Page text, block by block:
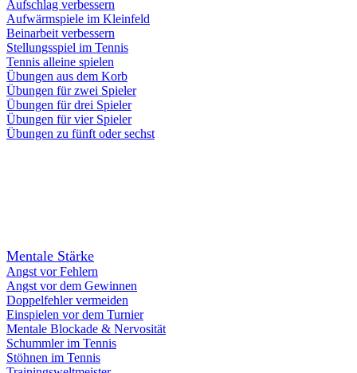
Aufschlag verbessern
Aufwärmspiele im Kleinfeld
Beinarbeit verbessern
Stellungsspiel im Tennis
Tennis alleine spielen
Übungen aus dem Korb
Übungen für zwei Spieler
Übungen für drei Spieler
Übungen für vier Spieler
Übungen zu fünft oder sechst
Mentale Stärke
Angst vor Fehlern
Angst vor dem Gewinnen
Doppelfehler vermeiden
Einspielen vor dem Turnier
Mentale Blockade & Nervosität
Schummler im Tennis
Stöhnen im Tennis